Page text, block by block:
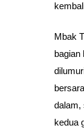
Mbak
bagian
dalam,
kedua